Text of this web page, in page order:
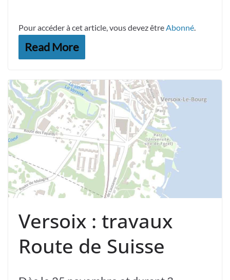
Pour accéder à cet article, vous devez être Abonné
Read More
Versoix : travaux
Route de Suisse